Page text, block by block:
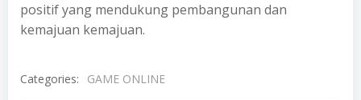
positif yang mendukung pembangunan dan
kemajuan kemajuan.
Categories: GAME ONLINE